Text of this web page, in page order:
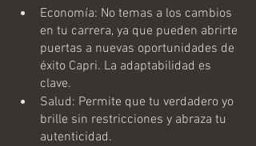
Economía: No temas a los cambios
en tu carrera, ya que pueden abrirte
puertas a nuevas oportunidades de
éxito Capri. La adaptabilidad es
clave.
Salud: Permite que tu verdadero yo
brille sin restricciones y abraza tu
autenticidad.